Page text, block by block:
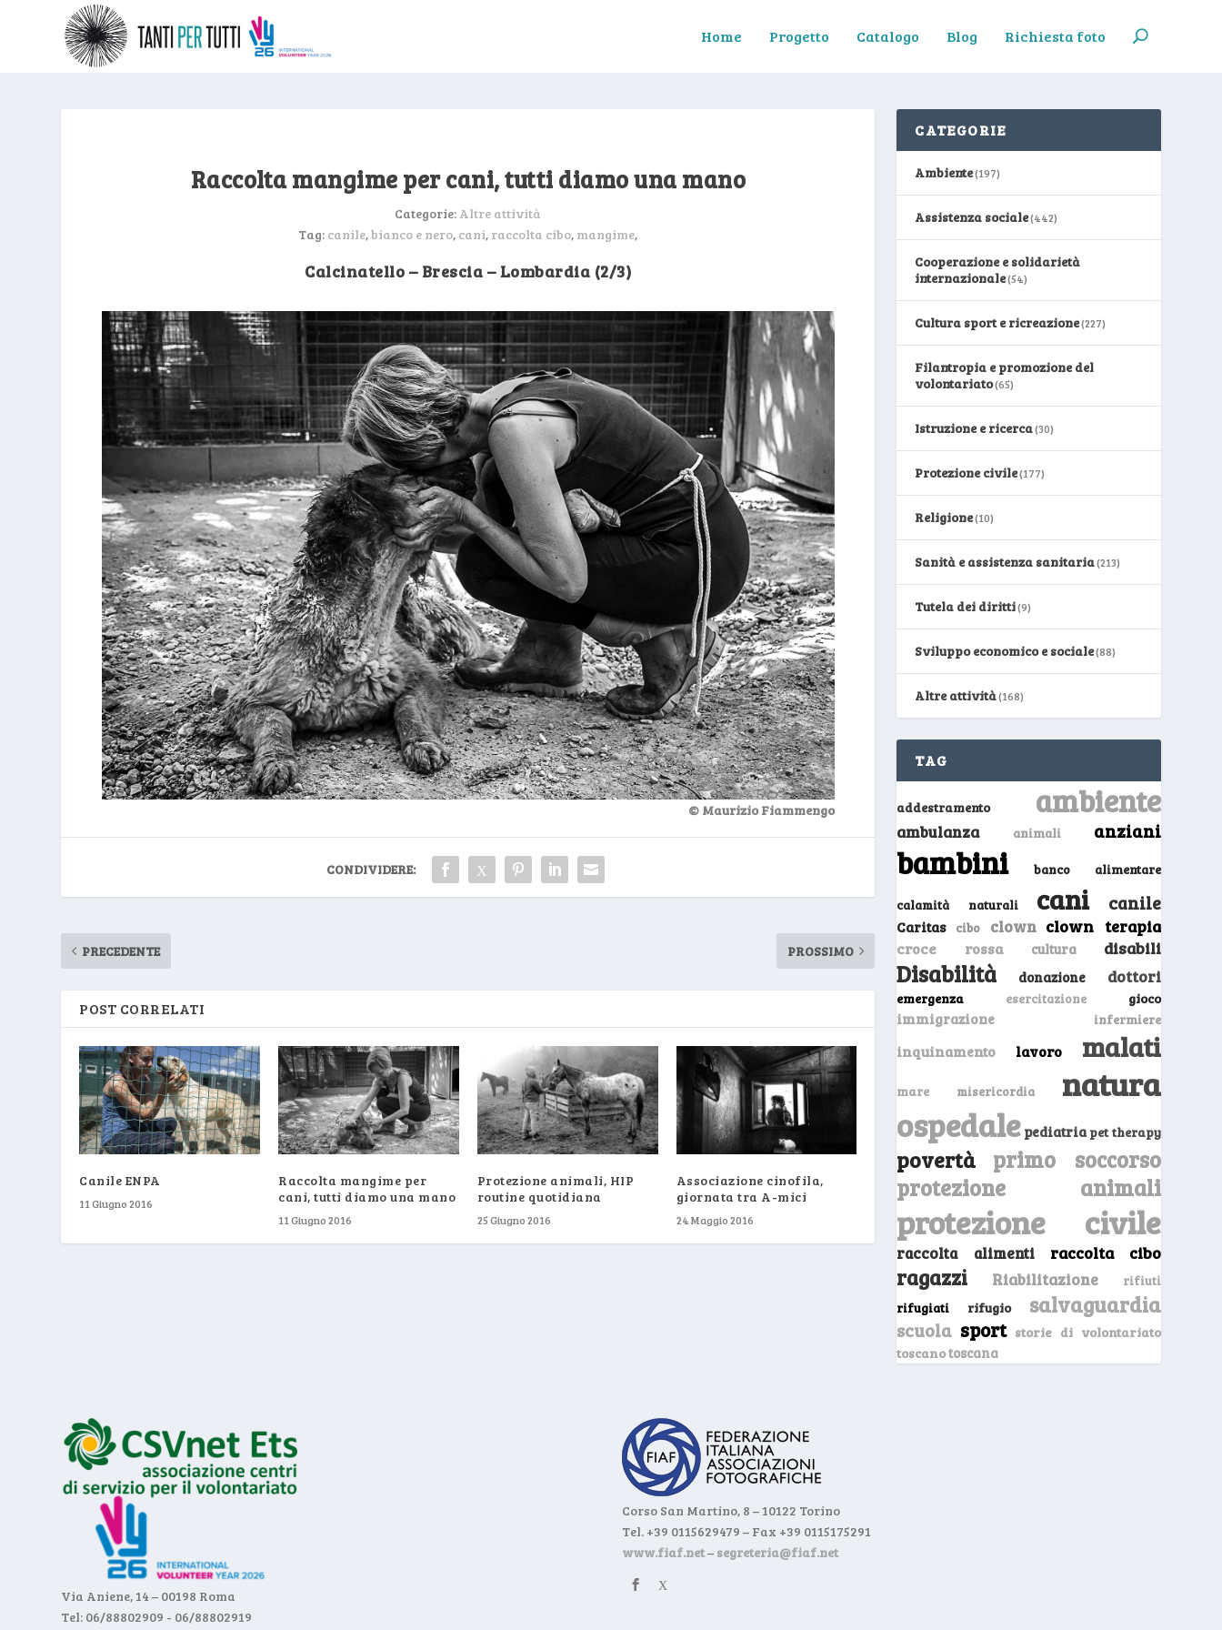
Home Progetto Catalogo Blog Richiesta foto
Raccolta mangime per cani, tutti diamo una mano
Categorie: Altre attività
Tag: canile,bianco e nero, cani, raccolta cibo, mangime,
Calcinatello – Brescia – Lombardia (2/3)
© Maurizio Fiammengo
CONDIVIDERE:
PRECEDENTE PROSSIMO
POST CORRELATI
Canile ENPA
11 Giugno 2016
Raccolta mangime per
cani, tutti diamo una mano
11 Giugno 2016
Protezione animali, HIP
routine quotidiana
25 Giugno 2016
Associazione cinofila,
giornata tra A-mici
24 Maggio 2016
CATEGORIE
Ambiente(197)
Assistenza sociale(442)
Cooperazione e solidarietà
internazionale(54)
Cultura sport e ricreazione(227)
Filantropia e promozione del
volontariato(65)
Istruzione e ricerca(30)
Protezione civile(177)
Religione(10)
Sanità e assistenza sanitaria(213)
Tutela dei diritti(9)
Sviluppo economico e sociale(88)
Altre attività(168)
TAG
addestramento ambiente
ambulanza animali anziani
bambini banco alimentare
calamità naturali cani canile
Caritas cibo clown clown terapia
croce rossa cultura disabili
Disabilità donazione dottori
emergenza esercitazione gioco
immigrazione infermiere
inquinamento lavoro malati
mare misericordia natura
ospedale pediatria pet therapy
povertà
primo soccorso
protezione animali
protezione civile
raccolta alimenti raccolta cibo
ragazzi Riabilitazione
rifiuti
rifugiati
rifugio salvaguardia
scuola sport storie di volontariato
toscanotoscana
Via Aniene, 14 – 00198 Roma
Tel: 06/88802909 - 06/88802919
Corso San Martino, 8 – 10122 Torino
Tel. +39 0115629479 – Fax +39 0115175291
www.fiaf.net– segreteria@fiaf.net